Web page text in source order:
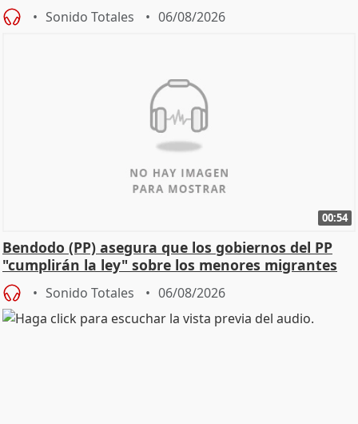
Sonido Totales 06/08/2026
00:54
Bendodo (PP) asegura que los gobiernos del PP
"cumplirán la ley" sobre los menores migrantes
Sonido Totales 06/08/2026